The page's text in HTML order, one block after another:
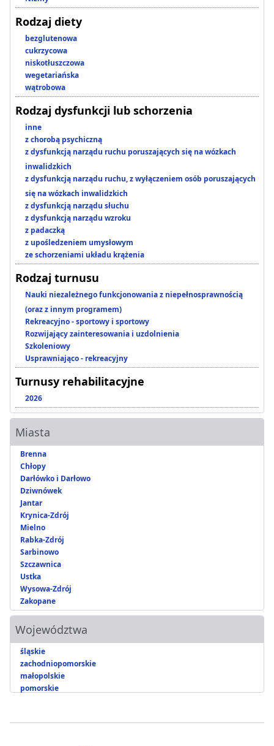
Rodzaj diety
bezglutenowa
cukrzycowa
niskotłuszczowa
wegetariańska
wątrobowa
Rodzaj dysfunkcji lub schorzenia
inne
z chorobą psychiczną
z dysfunkcją narządu ruchu poruszających się na wózkach
inwalidzkich
z dysfunkcją narządu ruchu, z wyłączeniem osób poruszających
się na wózkach inwalidzkich
z dysfunkcją narządu słuchu
z dysfunkcją narządu wzroku
z padaczką
z upośledzeniem umysłowym
ze schorzeniami układu krążenia
Rodzaj turnusu
Nauki niezależnego funkcjonowania z niepełnosprawnością
(oraz z innym programem)
Rekreacyjno - sportowy i sportowy
Rozwijający zainteresowania i uzdolnienia
Szkoleniowy
Usprawniająco - rekreacyjny
Turnusy rehabilitacyjne
2026
Miasta
Brenna
Chłopy
Darłówko i Darłowo
Dziwnówek
Jantar
Krynica-Zdrój
Mielno
Rabka-Zdrój
Sarbinowo
Szczawnica
Ustka
Wysowa-Zdrój
Zakopane
Województwa
śląskie
zachodniopomorskie
małopolskie
pomorskie